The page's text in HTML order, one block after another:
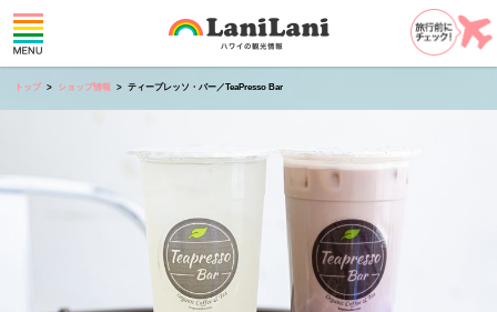
トップ ショップ情報 ティープレッソ・バー／TeaPresso Bar